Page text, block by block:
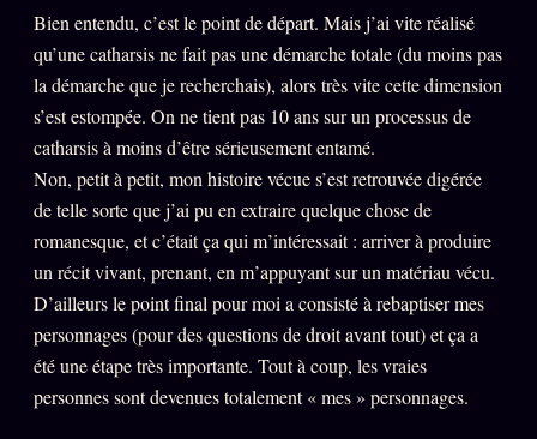
Cercle Privé 30€/M
Mécène
Témoignages
Lectures des sœurs
Bienvenue nouveau membre
Manifeste pricing
Se connecter
Z/S SYSTEMS LINEAGE 10 ANS
z/S SYSTEMS
Bien entendu, c’est le point de départ. Mais j’ai vite réalisé
qu’une catharsis ne fait pas une démarche totale (du moins pas
la démarche que je recherchais), alors très vite cette dimension
s’est estompée. On ne tient pas 10 ans sur un processus de
catharsis à moins d’être sérieusement entamé.
Non, petit à petit, mon histoire vécue s’est retrouvée digérée
de telle sorte que j’ai pu en extraire quelque chose de
romanesque, et c’était ça qui m’intéressait : arriver à produire
un récit vivant, prenant, en m’appuyant sur un matériau vécu.
D’ailleurs le point final pour moi a consisté à rebaptiser mes
personnages (pour des questions de droit avant tout) et ça a
été une étape très importante. Tout à coup, les vraies
personnes sont devenues totalement « mes » personnages.